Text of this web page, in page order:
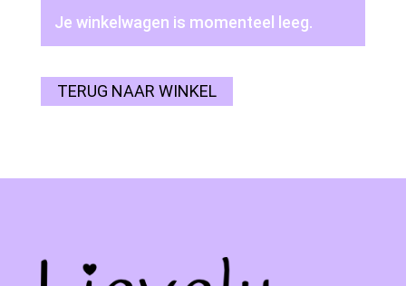
Je winkelwagen is momenteel leeg.
TERUG NAAR WINKEL